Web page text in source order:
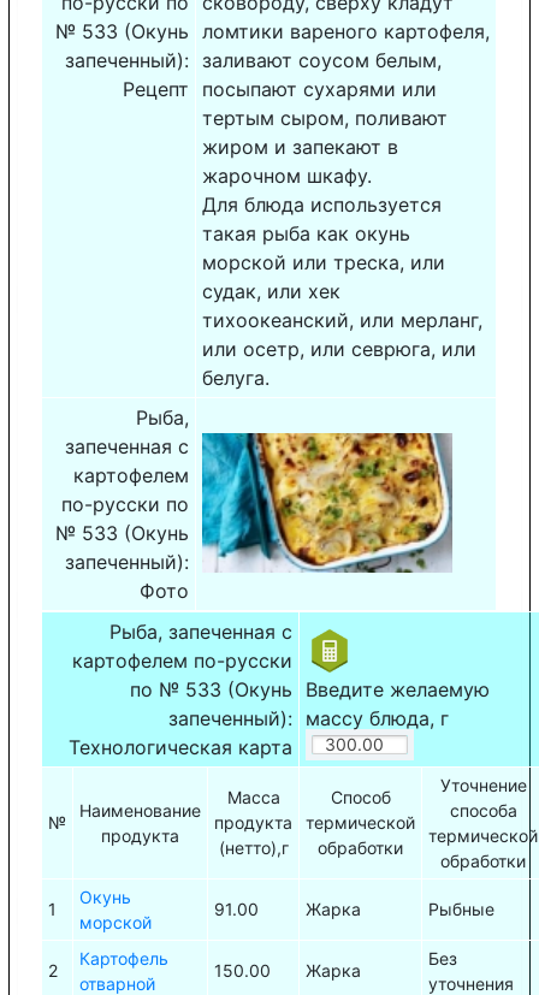
№ 533 (Окунь
запеченный):
Рецепт
ломтики вареного картофеля,
заливают соусом белым,
посыпают сухарями или
тертым сыром, поливают
жиром и запекают в
жарочном шкафу.
Для блюда используется
такая рыба как окунь
морской или треска, или
судак, или хек
тихоокеанский, или мерланг,
или осетр, или севрюга, или
белуга.
Рыба,
запеченная с
картофелем
по-русски по
№ 533 (Окунь
запеченный):
Фото
Рыба, запеченная с
картофелем по-русски
по № 533 (Окунь
запеченный):
Технологическая карта
Введите желаемую
массу блюда, г
№
Наименование
продукта
Масса
продукта
(нетто),г
Способ
термической
обработки
Уточнение
способа
термической
обработки
1
Окунь
морской
91.00 Жарка Рыбные
2
Картофель
отварной
150.00 Жарка
Без
уточнения